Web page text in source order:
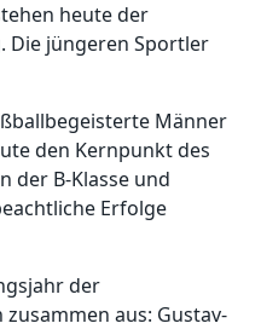
heute der
Die jüngeren Sportler
Männer
den Kernpunkt des
der B-Klasse und
Erfolge
der
aus: Gustav-